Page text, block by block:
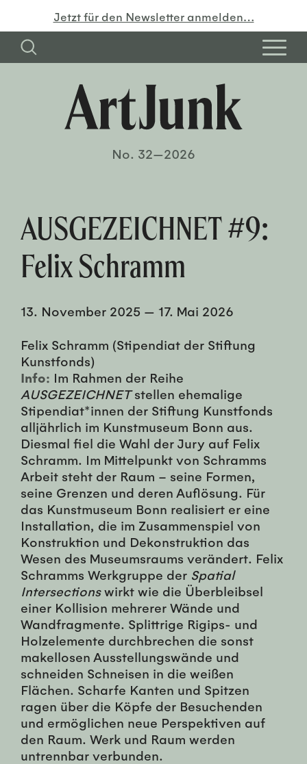
Jetzt für den Newsletter anmelden…
No. 32—2026
AUSGEZEICHNET #9:
Felix Schramm
13. November 2025 — 17. Mai 2026
Felix Schramm (Stipendiat der Stiftung
Kunstfonds)
Info: Im Rahmen der Reihe
AUSGEZEICHNETstellen ehemalige
Stipendiat*innen der Stiftung Kunstfonds
alljährlich im Kunstmuseum Bonn aus.
Diesmal fiel die Wahl der Jury auf Felix
Schramm. Im Mittelpunkt von Schramms
Arbeit steht der Raum – seine Formen,
seine Grenzen und deren Auflösung. Für
das Kunstmuseum Bonn realisiert er eine
Installation, die im Zusammenspiel von
Konstruktion und Dekonstruktion das
Wesen des Museumsraums verändert. Felix
Schramms Werkgruppe der Spatial
Intersectionswirkt wie die Überbleibsel
einer Kollision mehrerer Wände und
Wandfragmente. Splittrige Rigips- und
Holzelemente durchbrechen die sonst
makellosen Ausstellungswände und
schneiden Schneisen in die weißen
Flächen. Scharfe Kanten und Spitzen
ragen über die Köpfe der Besuchenden
und ermöglichen neue Perspektiven auf
den Raum. Werk und Raum werden
untrennbar verbunden.